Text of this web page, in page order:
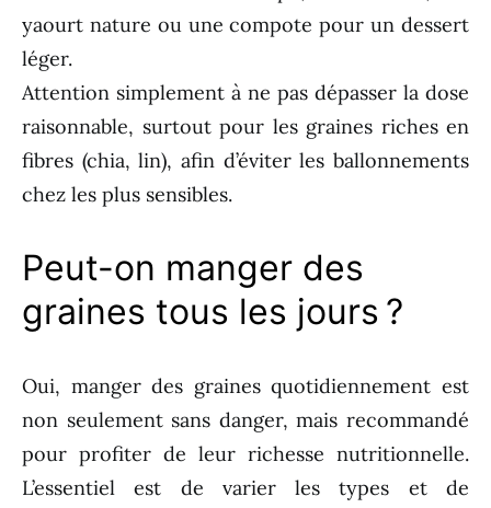
yaourt nature ou une compote pour un dessert
léger.
Attention simplement à ne pas dépasser la dose
raisonnable, surtout pour les graines riches en
fibres (chia, lin), afin d’éviter les ballonnements
chez les plus sensibles.
Peut-on manger des
graines tous les jours ?
Oui, manger des graines quotidiennement est
non seulement sans danger, mais recommandé
pour profiter de leur richesse nutritionnelle.
L’essentiel est de varier les types et de